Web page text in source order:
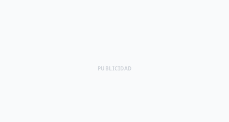
PUBLICIDAD